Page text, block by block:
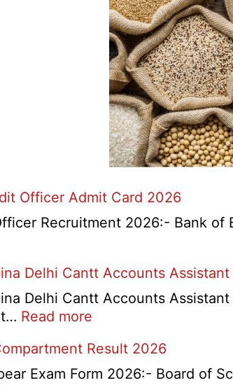
Officer Admit Card 2026
Recruitment 2026:- Bank
Delhi Cantt Accounts
Delhi Cantt Accounts
Read more
Force
School
Result 2026
Exam Form 2026:- Board of